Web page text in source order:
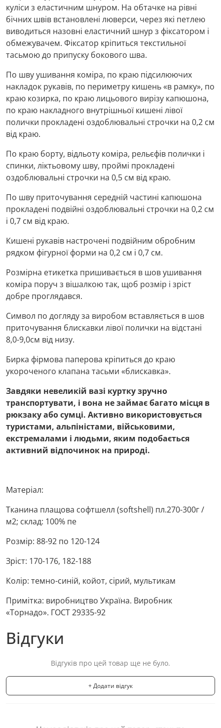
куліси з еластичним шнуром. На обтачке на рівні
бічних швів встановлені люверси, через які петлею
виводиться назовні еластичний шнур з фіксатором і
обмежувачем. Фіксатор кріпиться текстильної
тасьмою до припуску бокового шва.
По шву ушивання коміра, по краю підсилюючих
накладок рукавів, по периметру кишень «в рамку», по
краю козирка, по краю лицьового вирізу капюшона,
по краю накладного внутрішньої кишені лівої
полички прокладені оздоблювальні строчки на 0,2 см
від краю.
По краю борту, відльоту коміра, рельєфів полички і
спинки, ліктьовому шву, проймі прокладені
оздоблювальні строчки на 0,5 см від краю.
По шву приточування середній частині капюшона
прокладені подвійні оздоблювальні строчки на 0,2 см
і 0,7 см від краю.
Кишені рукавів настрочені подвійним обробним
рядком фігурної форми на 0,2 см і 0,7 см.
Розмірна етикетка пришивається в шов ушивання
коміра поруч з вішалкою так, щоб розмір і зріст
добре проглядався.
Символ по догляду за виробом вставляється в шов
приточування блискавки лівої полички на відстані
8,0-9,0см від низу.
Бирка фірмова паперова кріпиться до краю
укороченого клапана тасьми «блискавка».
Завдяки невеликій вазі куртку зручно
транспортувати, і вона не займає багато місця в
рюкзаку або сумці. Активно використовується
туристами, альпіністами, військовими,
екстремалами і людьми, яким подобається
активний відпочинок на природі.
Матеріал:
Тканина плащова софтшелл (softshell) пл.270-300г /
м2; склад: 100% пе
Розмір: 88-92 по 120-124
Зріст: 170-176, 182-188
Колір: темно-синій, койот, сірий, мультикам
Примітка: виробництво Україна. Виробник
«Торнадо». ГОСТ 29335-92
Відгуки
Відгуків про цей товар ще не було.
+ Додати відгук